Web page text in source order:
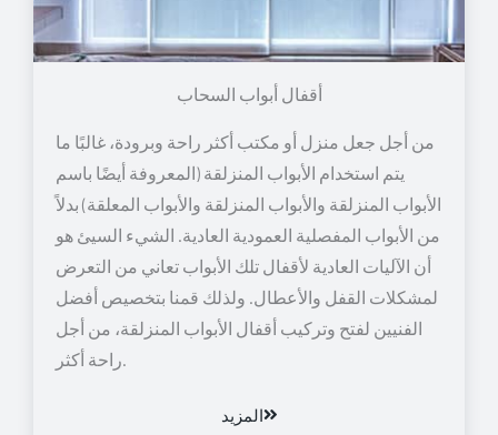
أقفال أبواب السحاب
من أجل جعل منزل أو مكتب أكثر راحة وبرودة، غالبًا ما
يتم استخدام الأبواب المنزلقة (المعروفة أيضًا باسم
الأبواب المنزلقة والأبواب المنزلقة والأبواب المعلقة) بدلاً
من الأبواب المفصلية العمودية العادية. الشيء السيئ هو
أن الآليات العادية لأقفال تلك الأبواب تعاني من التعرض
لمشكلات القفل والأعطال. ولذلك قمنا بتخصيص أفضل
الفنيين لفتح وتركيب أقفال الأبواب المنزلقة، من أجل
راحة أكثر.
المزيد